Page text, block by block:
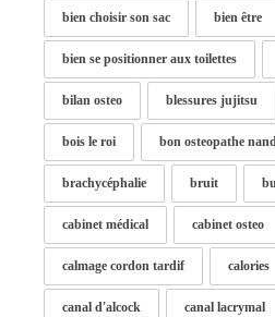
bien choisir son sac bien être
bien se positionner aux toilettes
bilan osteo blessures jujitsu
bois le roi bon osteopathe
brachycéphalie bruit
cabinet médical cabinet osteo
calmage cordon tardif calories
canal d'alcock canal lacrymal